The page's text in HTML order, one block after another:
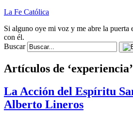
La Fe Católica
Si alguno oye mi voz y me abre la puerta
con él.
Buscar
Artículos de ‘experiencia’
La Acción del Espíritu
Alberto Lineros